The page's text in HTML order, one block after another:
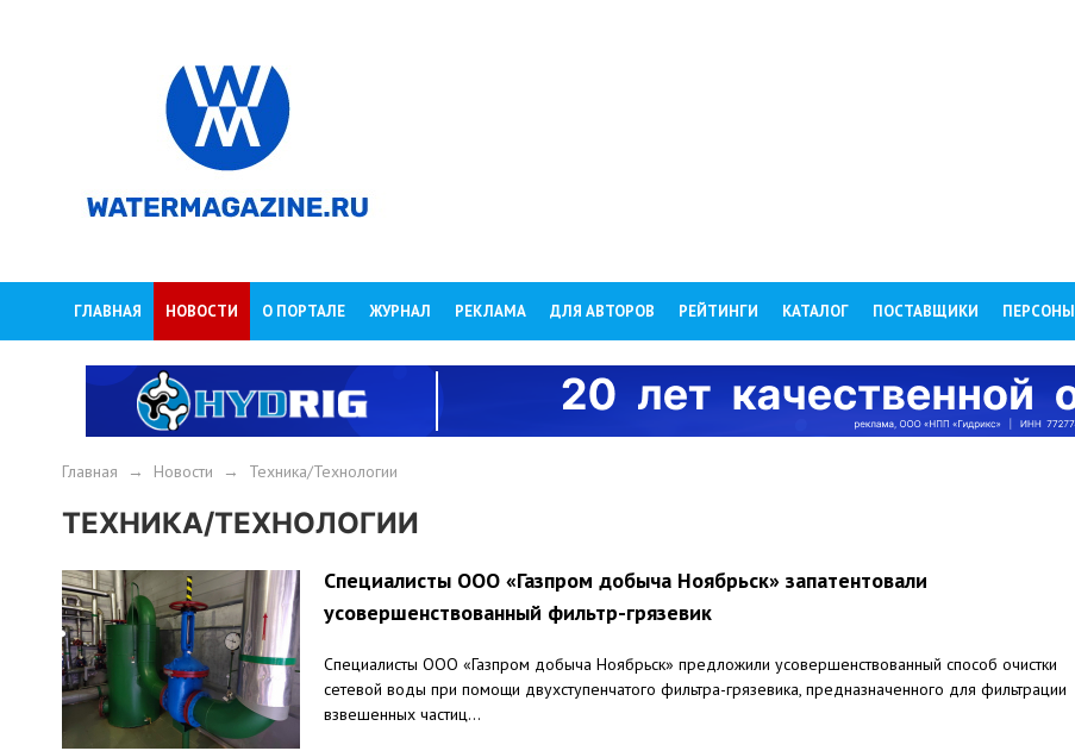
ГЛАВНАЯ НОВОСТИ О ПОРТАЛЕ ЖУРНАЛ РЕКЛАМА ДЛЯ АВТОРОВ РЕЙТИНГИ КАТАЛОГ ПОСТАВЩИКИ ПЕРСОНЫ
Главная → Новости → Техника/Технологии
ТЕХНИКА/ТЕХНОЛОГИИ
Специалисты ООО «Газпром добыча Ноябрьск» запатентовали
усовершенствованный фильтр-грязевик
Специалисты ООО «Газпром добыча Ноябрьск» предложили усовершенствованный способ очистки
сетевой воды при помощи двухступенчатого фильтра-грязевика, предназначенного для фильтрации
взвешенных частиц...